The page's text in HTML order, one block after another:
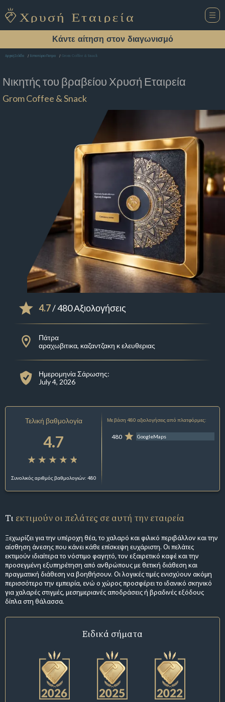
Κάντε αίτηση στον διαγωνισμό
Αρχική Σελίδα Εστιατόριο Πατρα Grom Coffee & Snack
Νικητής του βραβείου Χρυσή Εταιρεία
Grom Coffee & Snack
4.7/ 480 Αξιολογήσεις
Πάτρα
αραχωβιτικα, καζαντζακη κ ελευθεριας
Ημερομηνία Σάρωσης:
July 4, 2026
Τελική βαθμολογία
4.7
Συνολικός αριθμός βαθμολογιών: 480
Με βάση 480 αξιολογήσεις από πλατφόρμες:
480 GoogleMaps
Τι εκτιμούν οι πελάτες σε αυτή την εταιρεία
Ξεχωρίζει για την υπέροχη θέα, το χαλαρό και φιλικό περιβάλλον και την
αίσθηση άνεσης που κάνει κάθε επίσκεψη ευχάριστη. Οι πελάτες
εκτιμούν ιδιαίτερα το νόστιμο φαγητό, τον εξαιρετικό καφέ και την
προσεγμένη εξυπηρέτηση από ανθρώπους με θετική διάθεση και
πραγματική διάθεση να βοηθήσουν. Οι λογικές τιμές ενισχύουν ακόμη
περισσότερο την εμπειρία, ενώ ο χώρος προσφέρει το ιδανικό σκηνικό
για χαλαρές στιγμές, μεσημεριανές αποδράσεις ή βραδινές εξόδους
δίπλα στη θάλασσα.
Ειδικά σήματα